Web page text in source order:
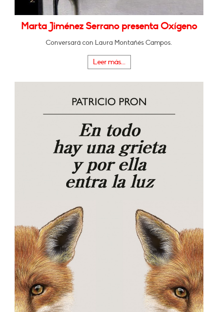
Marta Jiménez Serrano presenta Oxígeno
Conversará con Laura Montañés Campos.
Leer más...